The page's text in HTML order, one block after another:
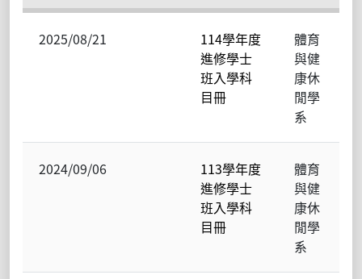
2025/08/21
114學年度
進修學士
班入學科
目冊
體育
與健
康休
閒學
系
2024/09/06
113學年度
進修學士
班入學科
目冊
體育
與健
康休
閒學
系